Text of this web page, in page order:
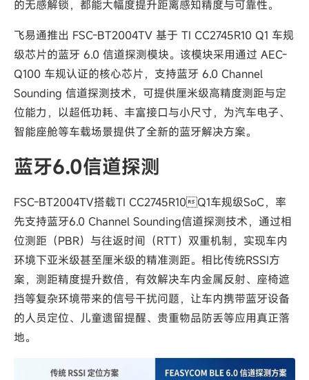
的无感解锁，都能大幅度提升距离感知精度与可靠性。
飞易通推出 FSC-BT2004TV 基于 TI CC2745R10 Q1 车规
级芯片的蓝牙 6.0 信道探测模块。该模块采用通过 AEC-
Q100 车规认证的核心芯片，支持蓝牙 6.0 Channel
Sounding 信道探测技术，可提供厘米级高精度测距与定
位能力，以超低功耗、丰富接口与小尺寸，为汽车电子、
智能座舱等车载场景提供了全新的蓝牙解决方案。
蓝牙6.0信道探测
FSC-BT2004TV搭载TI CC2745R10Q1车规级SoC，率
先支持蓝牙6.0 Channel Sounding信道探测技术，通过相
位测距（PBR）与往返时间（RTT）双重机制，实现车内
环境下亚米级甚至厘米级的精准测距。相比传统RSSI方
案，测距精度提升数倍，有效解决车内金属反射、座椅遮
挡等复杂环境带来的信号干扰问题，让车内携带蓝牙设备
的人员定位、儿童遗留提醒、贵重物品防丢等应用真正落
地。